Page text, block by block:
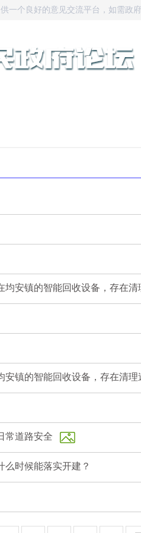
个良好的意见交流平台，如需政
安镇的智能回收设备，存在清
镇的智能回收设备，存在清理
常道路安全
么时候能落实开建？